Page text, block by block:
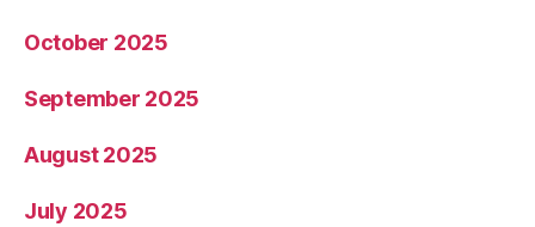
October 2025
September 2025
August 2025
July 2025